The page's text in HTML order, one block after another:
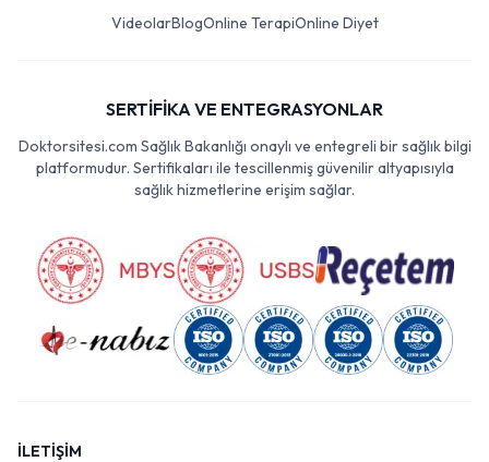
VideolarBlogOnline TerapiOnline Diyet
SERTİFİKA VE ENTEGRASYONLAR
Doktorsitesi.com Sağlık Bakanlığı onaylı ve entegreli bir sağlık bilgi
platformudur. Sertifikaları ile tescillenmiş güvenilir altyapısıyla
sağlık hizmetlerine erişim sağlar.
İLETİŞİM